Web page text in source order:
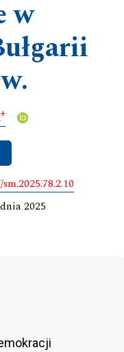
w
+
2025